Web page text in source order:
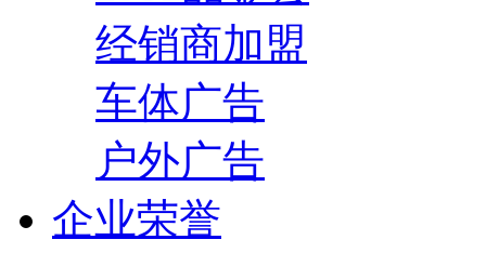
经销商加盟
车体广告
户外广告
企业荣誉